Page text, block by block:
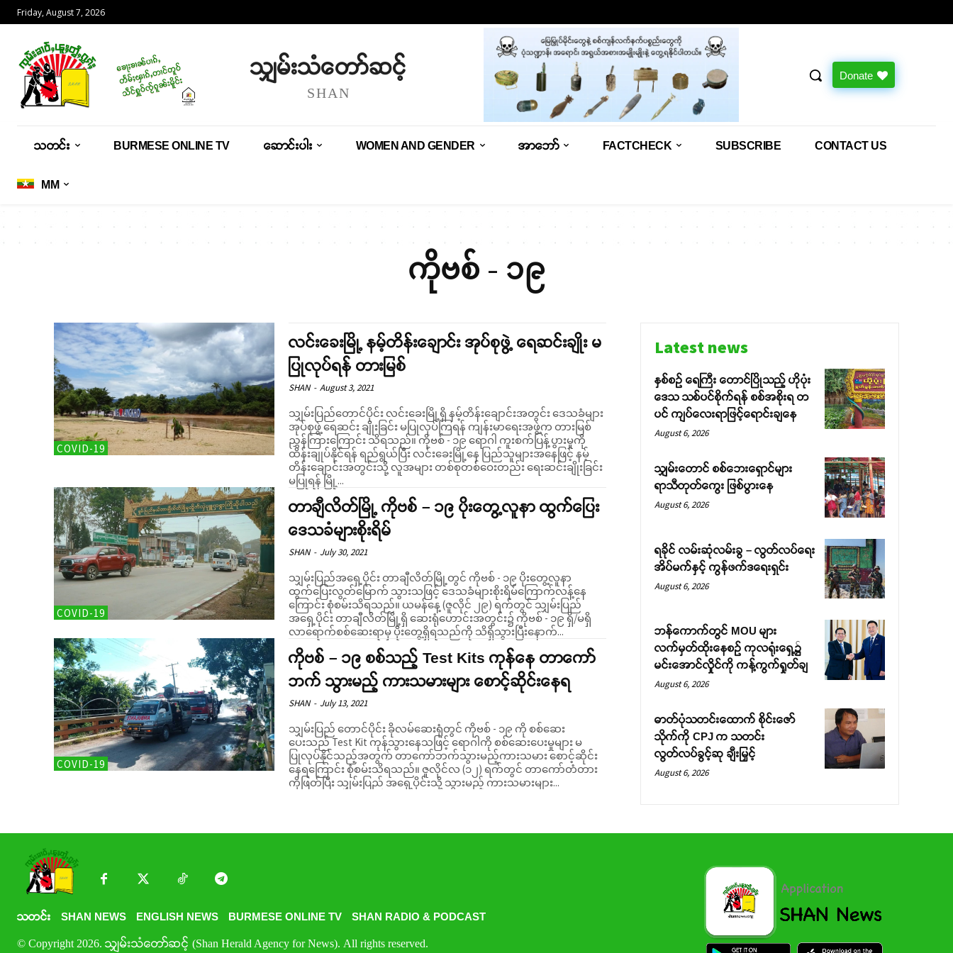
Friday, August 7, 2026
သျှမ်းသံတော်ဆင့်
SHAN
Donate
သတင်း BURMESE ONLINE TV ဆောင်းပါး WOMEN AND GENDER အာဘော် FACTCHECK SUBSCRIBE CONTACT US
MM
ကိုဗစ် - ၁၉
COVID-19
လင်းခေးမြို့ နမ့်တိန်းချောင်း အုပ်စုဖွဲ့ ရေဆင်းချိုး မ
ပြုလုပ်ရန် တားမြစ်
SHAN - August 3, 2021
သျှမ်းပြည်တောင်ပိုင်း လင်းခေးမြို့ရှိ နမ့်တိန်းချောင်းအတွင်း ဒေသခံများ
အုပ်စုဖွဲ့ ရေဆင်း ချိုးခြင်း မပြုလုပ်ကြရန် ကျန်းမာရေးအဖွဲ့က တားမြစ်
ညွှန်ကြားကြောင်း သိရသည်။ ကိုဗစ် - ၁၉ ရောဂါ ကူးစက်ပြန့်ပွားမှုကို
ထိန်းချုပ်နိုင်ရန် ရည်ရွယ်ပြီး လင်းခေးမြို့နေ ပြည်သူများအနေဖြင့် နမ့်
တိန်းချောင်းအတွင်းသို့ လူအများ တစ်စုတစ်ဝေးတည်း ရေးဆင်းချိုးခြင်း
မပြုရန် မြို့...
COVID-19
တာချီလိတ်မြို့ ကိုဗစ် – ၁၉ ပိုးတွေ့လူနာ ထွက်ပြေး
ဒေသခံများစိုးရိမ်
SHAN - July 30, 2021
သျှမ်းပြည်အရှေ့ပိုင်း တာချီလိတ်မြို့တွင် ကိုဗစ် - ၁၉ ပိုးတွေ့လူနာ
ထွက်ပြေးလွတ်မြောက် သွားသဖြင့် ဒေသခံများစိုးရိမ်ကြောက်လန့်နေ
ကြောင်း စုံစမ်းသိရသည်။ ယမန်နေ့ (ဇူလိုင် ၂၉) ရက်တွင် သျှမ်းပြည်
အရှေ့ပိုင်း တာချီလိတ်မြို့ရှိ ဆေးရုံဟောင်းအတွင်း၌ ကိုဗစ် - ၁၉ ရှိ/မရှိ
လာရောက်စစ်ဆေးရာမှ ပိုးတွေ့ရှိရသည်ကို သိရှိသွားပြီးနောက်...
COVID-19
ကိုဗစ် – ၁၉ စစ်သည့် Test Kits ကုန်နေ တာကော်
ဘက် သွားမည့် ကားသမားများ စောင့်ဆိုင်းနေရ
SHAN - July 13, 2021
သျှမ်းပြည် တောင်ပိုင်း ခိုလမ်ဆေးရုံတွင် ကိုဗစ် - ၁၉ ကို စစ်ဆေး
ပေးသည် Test Kit ကုန်သွားနေသဖြင့် ရောဂါကို စစ်ဆေးပေးမှုများ မ
ပြုလုပ်နိုင်သည့်အတွက် တာကော်ဘက်သွားမည့်ကားသမား စောင့်ဆိုင်း
နေရကြောင်း စုံစမ်းသိရသည်။ ဇူလိုင်လ (၁၂) ရက်တွင် တာကော်တံတား
ကိုဖြတ်ပြီး သျှမ်းပြည် အရှေ့ပိုင်းသို့ သွားမည့် ကားသမားများ...
Latest news
နှစ်စဉ် ရေကြီး တောင်ပြိုသည့် ဟိုပုံး
ဒေသ သစ်ပင်စိုက်ရန် စစ်အစိုးရ တ
ပင် ကျပ်လေးရာဖြင့်ရောင်းချနေ
August 6, 2026
သျှမ်းတောင် စစ်ဘေးရှောင်များ
ရာသီတုတ်ကွေး ဖြစ်ပွားနေ
August 6, 2026
ရခိုင် လမ်းဆုံလမ်းခွ – လွတ်လပ်ရေး
အိပ်မက်နှင့် ကွန်ဖက်ဒရေးရှင်း
August 6, 2026
ဘန်ကောက်တွင် MOU များ
လက်မှတ်ထိုးနေစဉ် ကုလရုံးရှေ့၌
မင်းအောင်လှိုင်ကို ကန့်ကွက်ရှုတ်ချ
August 6, 2026
ဓာတ်ပုံသတင်းထောက် စိုင်းဇော်
သိုက်ကို CPJ က သတင်း
လွတ်လပ်ခွင့်ဆု ချီးမြှင့်
August 6, 2026
သတင်း SHAN NEWS ENGLISH NEWS BURMESE ONLINE TV SHAN RADIO & PODCAST
© Copyright 2026. သျှမ်းသံတော်ဆင့် (Shan Herald Agency for News). All rights reserved.